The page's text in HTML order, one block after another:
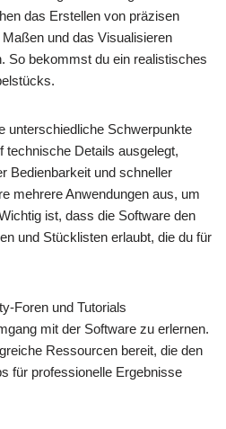
das Erstellen von präzisen
und das Visualisieren
So bekommst du ein realistisches
unterschiedliche Schwerpunkte
technische Details ausgelegt,
Bedienbarkeit und schneller
mehrere Anwendungen aus, um
ist, dass die Software den
und Stücklisten erlaubt, die du für
Foren und Tutorials
mit der Software zu erlernen.
Ressourcen bereit, die den
für professionelle Ergebnisse